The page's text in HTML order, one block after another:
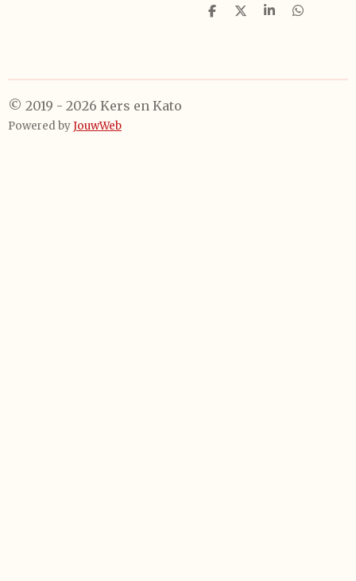
D
D
S
D
© 2019 - 2026 Kers en Kato
Powered byJouwWeb